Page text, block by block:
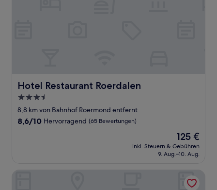
Hotel Restaurant Roerdalen
Hotel Restaurant Roerdalen
3.5-
Sterne-
Unterkunft
8,8 km von Bahnhof Roermond entfernt
8.6
8,6/10 Hervorragend (65 Bewertungen)
Der
Preis
beträgt
125 €
inkl. Steuern & Gebühren
9. Aug.–10. Aug.